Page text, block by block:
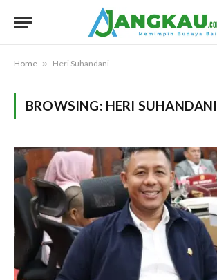
Home » Heri Suhandani
BROWSING: HERI SUHANDANI